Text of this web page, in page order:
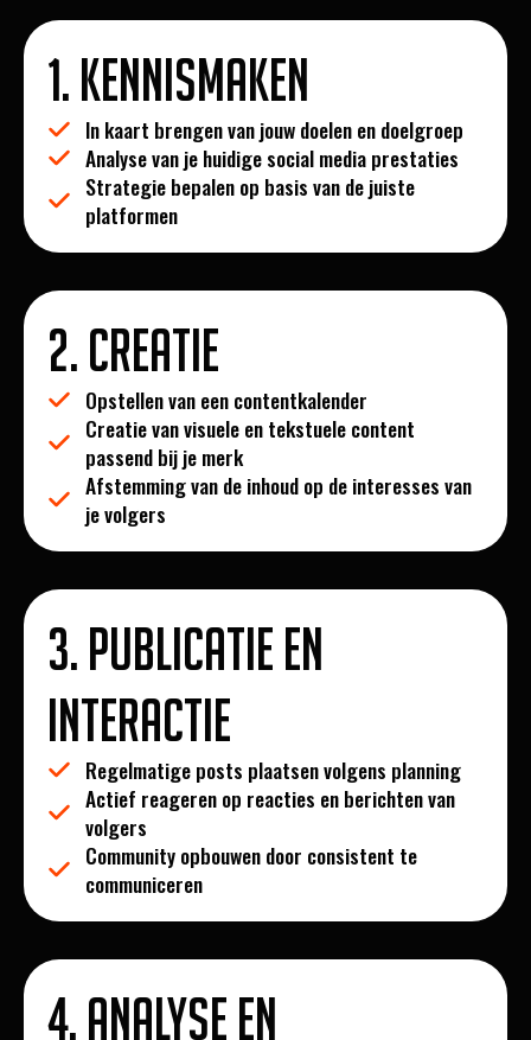
1. Kennismaken
In kaart brengen van jouw doelen en doelgroep
Analyse van je huidige social media prestaties
Strategie bepalen op basis van de juiste
platformen
2. Creatie
Opstellen van een contentkalender
Creatie van visuele en tekstuele content
passend bij je merk
Afstemming van de inhoud op de interesses van
je volgers
3. Publicatie en
interactie
Regelmatige posts plaatsen volgens planning
Actief reageren op reacties en berichten van
volgers
Community opbouwen door consistent te
communiceren
4. Analyse en